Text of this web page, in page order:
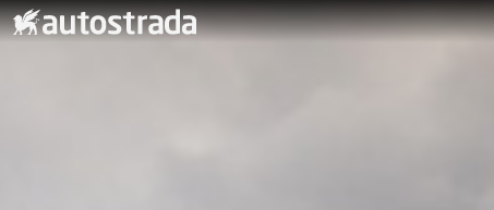
Kjøpe bil